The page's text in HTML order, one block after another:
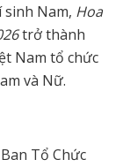
sinh Nam, Hoa
trở thành
Nam tổ chức
và Nữ.
Tổ Chức